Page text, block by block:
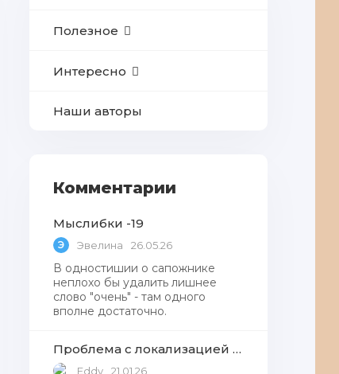
Полезное
Интересно
Наши авторы
Комментарии
Мыслибки -19
Э Эвелина 26.05.26
В одностишии о сапожнике
неплохо бы удалить лишнее
слово "очень" - там одного
вполне достаточно.
Проблема с локализацией языков Windows Defender, Microsoft Store в Windows 11
Eddy 21.01.26